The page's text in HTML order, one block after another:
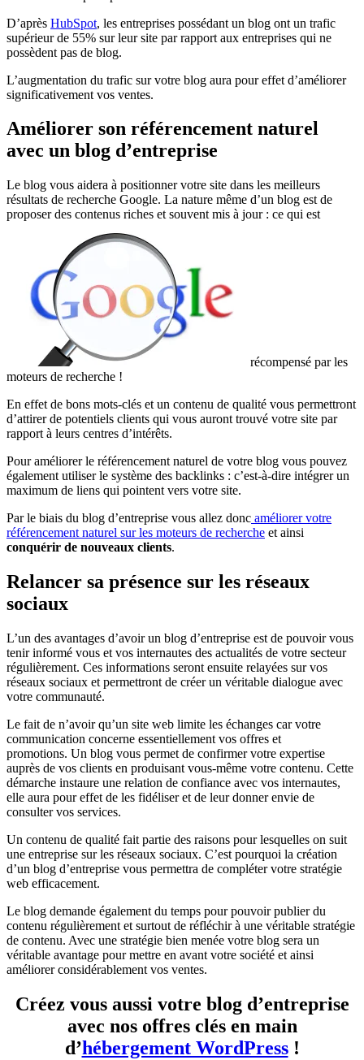
D’après HubSpot, les entreprises possédant un blog ont un trafic
supérieur de 55% sur leur site par rapport aux entreprises qui ne
possèdent pas de blog.
L’augmentation du trafic sur votre blog aura pour effet d’améliorer
significativement vos ventes.
Améliorer son référencement naturel
avec un blog d’entreprise
Le blog vous aidera à positionner votre site dans les meilleurs
résultats de recherche Google. La nature même d’un blog est de
proposer des contenus riches et souvent mis à jour : ce qui est
récompensé par les
moteurs de recherche !
En effet de bons mots-clés et un contenu de qualité vous permettront
d’attirer de potentiels clients qui vous auront trouvé votre site par
rapport à leurs centres d’intérêts.
Pour améliorer le référencement naturel de votre blog vous pouvez
également utiliser le système des backlinks : c’est-à-dire intégrer un
maximum de liens qui pointent vers votre site.
Par le biais du blog d’entreprise vous allez donc améliorer votre
référencement naturel sur les moteurs de recherche et ainsi
conquérir de nouveaux clients.
Relancer sa présence sur les réseaux
sociaux
L’un des avantages d’avoir un blog d’entreprise est de pouvoir vous
tenir informé vous et vos internautes des actualités de votre secteur
régulièrement. Ces informations seront ensuite relayées sur vos
réseaux sociaux et permettront de créer un véritable dialogue avec
votre communauté.
Le fait de n’avoir qu’un site web limite les échanges car votre
communication concerne essentiellement vos offres et
promotions. Un blog vous permet de confirmer votre expertise
auprès de vos clients en produisant vous-même votre contenu. Cette
démarche instaure une relation de confiance avec vos internautes,
elle aura pour effet de les fidéliser et de leur donner envie de
consulter vos services.
Un contenu de qualité fait partie des raisons pour lesquelles on suit
une entreprise sur les réseaux sociaux. C’est pourquoi la création
d’un blog d’entreprise vous permettra de compléter votre stratégie
web efficacement.
Le blog demande également du temps pour pouvoir publier du
contenu régulièrement et surtout de réfléchir à une véritable stratégie
de contenu. Avec une stratégie bien menée votre blog sera un
véritable avantage pour mettre en avant votre société et ainsi
améliorer considérablement vos ventes.
Créez vous aussi votre blog d’entreprise
avec nos offres clés en main
d’hébergement WordPress!